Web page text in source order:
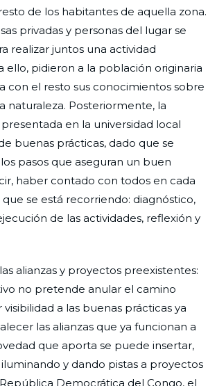
de los habitantes de aquella zona.
privadas y personas del lugar se
realizar juntos una actividad
ello, pidieron a la población originaria
con el resto sus conocimientos sobre
naturaleza. Posteriormente, la
en la universidad local
buenas prácticas, dado que se
pasos que aseguran un buen
haber contado con todos en cada
se está recorriendo: diagnóstico,
de las actividades, reflexión y
alianzas y proyectos preexistentes:
no pretende anular el camino
visibilidad a las buenas prácticas ya
las alianzas que ya funcionan a
que aporta se puede insertar,
y dando pistas a proyectos
Democrática del Congo, el